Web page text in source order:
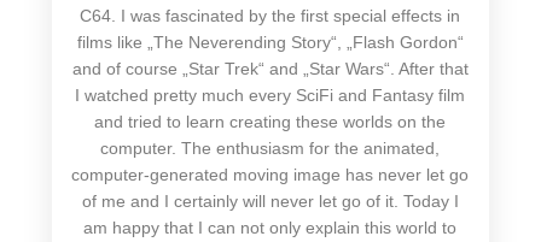
C64. I was fascinated by the first special effects in
films like „The Neverending Story“, „Flash Gordon“
and of course „Star Trek“ and „Star Wars“. After that
I watched pretty much every SciFi and Fantasy film
and tried to learn creating these worlds on the
computer. The enthusiasm for the animated,
computer-generated moving image has never let go
of me and I certainly will never let go of it. Today I
am happy that I can not only explain this world to